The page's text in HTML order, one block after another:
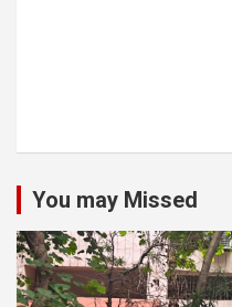
You may Missed